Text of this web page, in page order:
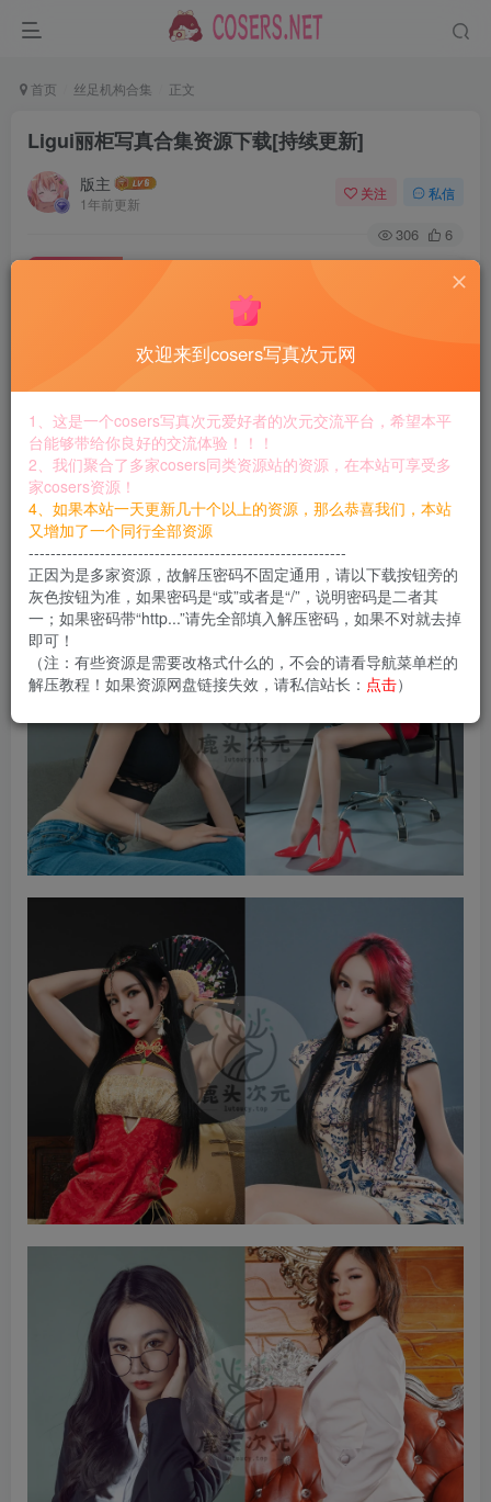
首页 丝足机构合集 正文
Ligui丽柜写真合集资源下载[持续更新]
版主
1年前更新
关注 私信
306 6
Ligui丽柜写真合集资源下载[持续更新]
此内容为付费资源，请付费后查看
8.8
黄金会员免费 钻石会员 免费
立即购买
您当前未登录！建议登陆后购买，可保存购买订单
付费资源
欢迎来到cosers写真次元网
1、这是一个cosers写真次元爱好者的次元交流平台，希望本平
台能够带给你良好的交流体验！！！
2、我们聚合了多家cosers同类资源站的资源，在本站可享受多
家cosers资源！
4、如果本站一天更新几十个以上的资源，那么恭喜我们，本站
又增加了一个同行全部资源
----------------------------------------------------------
正因为是多家资源，故解压密码不固定通用，请以下载按钮旁的
灰色按钮为准，如果密码是“或”或者是“/”，说明密码是二者其
一；如果密码带“http...”请先全部填入解压密码，如果不对就去掉
即可！
（注：有些资源是需要改格式什么的，不会的请看导航菜单栏的
解压教程！如果资源网盘链接失效，请私信站长： 点击）